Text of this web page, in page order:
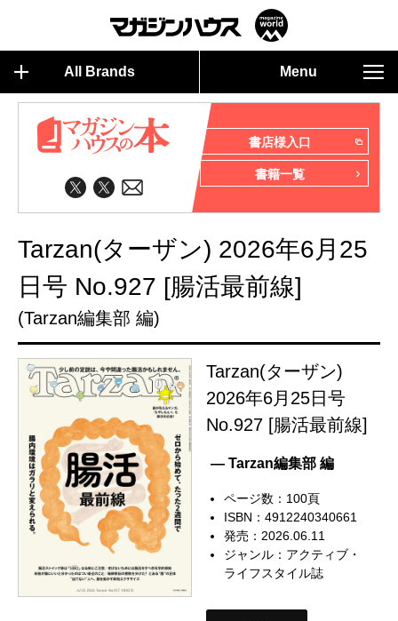
All Brands Menu
書店様入口
書籍一覧
Tarzan(ターザン) 2026年6月25
日号 No.927 [腸活最前線]
(Tarzan編集部 編)
Tarzan(ターザン)
2026年6月25日号
No.927 [腸活最前線]
— Tarzan編集部 編
ページ数：100頁
ISBN：4912240340661
発売：2026.06.11
ジャンル： アクティブ・
ライフスタイル誌